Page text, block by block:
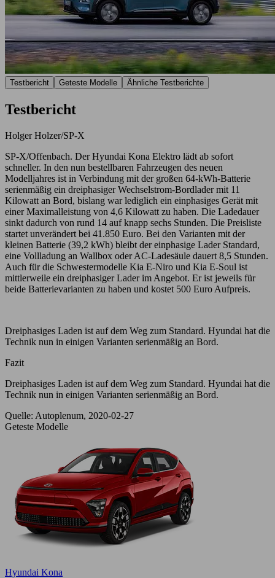
Testbericht Geteste Modelle Ähnliche Testberichte
Testbericht
Holger Holzer/SP-X
SP-X/Offenbach. Der Hyundai Kona Elektro lädt ab sofort
schneller. In den nun bestellbaren Fahrzeugen des neuen
Modelljahres ist in Verbindung mit der großen 64-kWh-Batterie
serienmäßig ein dreiphasiger Wechselstrom-Bordlader mit 11
Kilowatt an Bord, bislang war lediglich ein einphasiges Gerät mit
einer Maximalleistung von 4,6 Kilowatt zu haben. Die Ladedauer
sinkt dadurch von rund 14 auf knapp sechs Stunden. Die Preisliste
startet unverändert bei 41.850 Euro. Bei den Varianten mit der
kleinen Batterie (39,2 kWh) bleibt der einphasige Lader Standard,
eine Vollladung an Wallbox oder AC-Ladesäule dauert 8,5 Stunden.
Auch für die Schwestermodelle Kia E-Niro und Kia E-Soul ist
mittlerweile ein dreiphasiger Lader im Angebot. Er ist jeweils für
beide Batterievarianten zu haben und kostet 500 Euro Aufpreis.
Dreiphasiges Laden ist auf dem Weg zum Standard. Hyundai hat die
Technik nun in einigen Varianten serienmäßig an Bord.
Fazit
Dreiphasiges Laden ist auf dem Weg zum Standard. Hyundai hat die
Technik nun in einigen Varianten serienmäßig an Bord.
Quelle: Autoplenum, 2020-02-27
Geteste Modelle
Hyundai Kona